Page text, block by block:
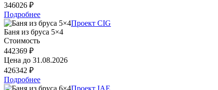
346026 ₽
Подробнее
Проект CIG
Баня из бруса 5×4
Стоимость
442369 ₽
Цена до 31.08.2026
426342 ₽
Подробнее
Проект IAE